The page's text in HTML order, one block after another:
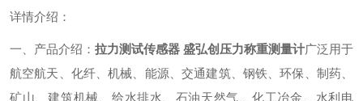
详情介绍：
一、产品介绍： 拉力测试传感器 盛弘创压力称重测量计广泛用于
航空航天、化纤、机械、能源、交通建筑、钢铁、环保、制药、
矿山、建筑机械、给水排水、石油天然气、化工冶金、水利电